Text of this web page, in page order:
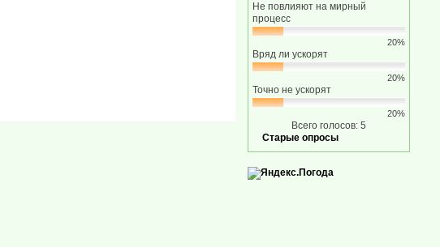
Не повлияют на мирный
процесс
20%
Вряд ли ускорят
20%
Точно не ускорят
20%
Всего голосов: 5
Старые опросы